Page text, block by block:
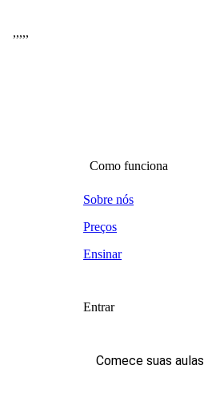
,,,,,
Como funciona
Sobre nós
Preços
Ensinar
Entrar
Comece suas aulas